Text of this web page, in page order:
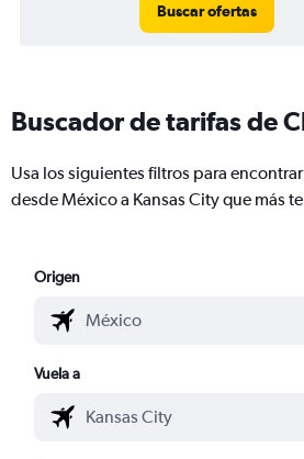
Buscar ofertas
Buscador de tarifas de
Usa los siguientes filtros para
desde México a Kansas City que más
Origen
Vuela a